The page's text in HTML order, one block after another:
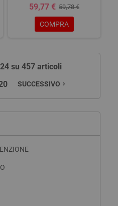
59,77 € 59,78 €
COMPRA
su 457 articoli
SUCCESSIVO navigate_next